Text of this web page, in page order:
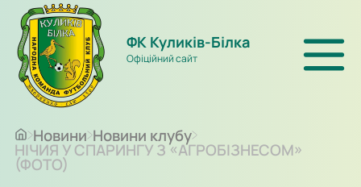
ФК Куликів-Білка
Офіційний сайт
Новини Новини клубу
НІЧИЯ У СПАРИНГУ З «АГРОБІЗНЕСОМ»
(ФОТО)